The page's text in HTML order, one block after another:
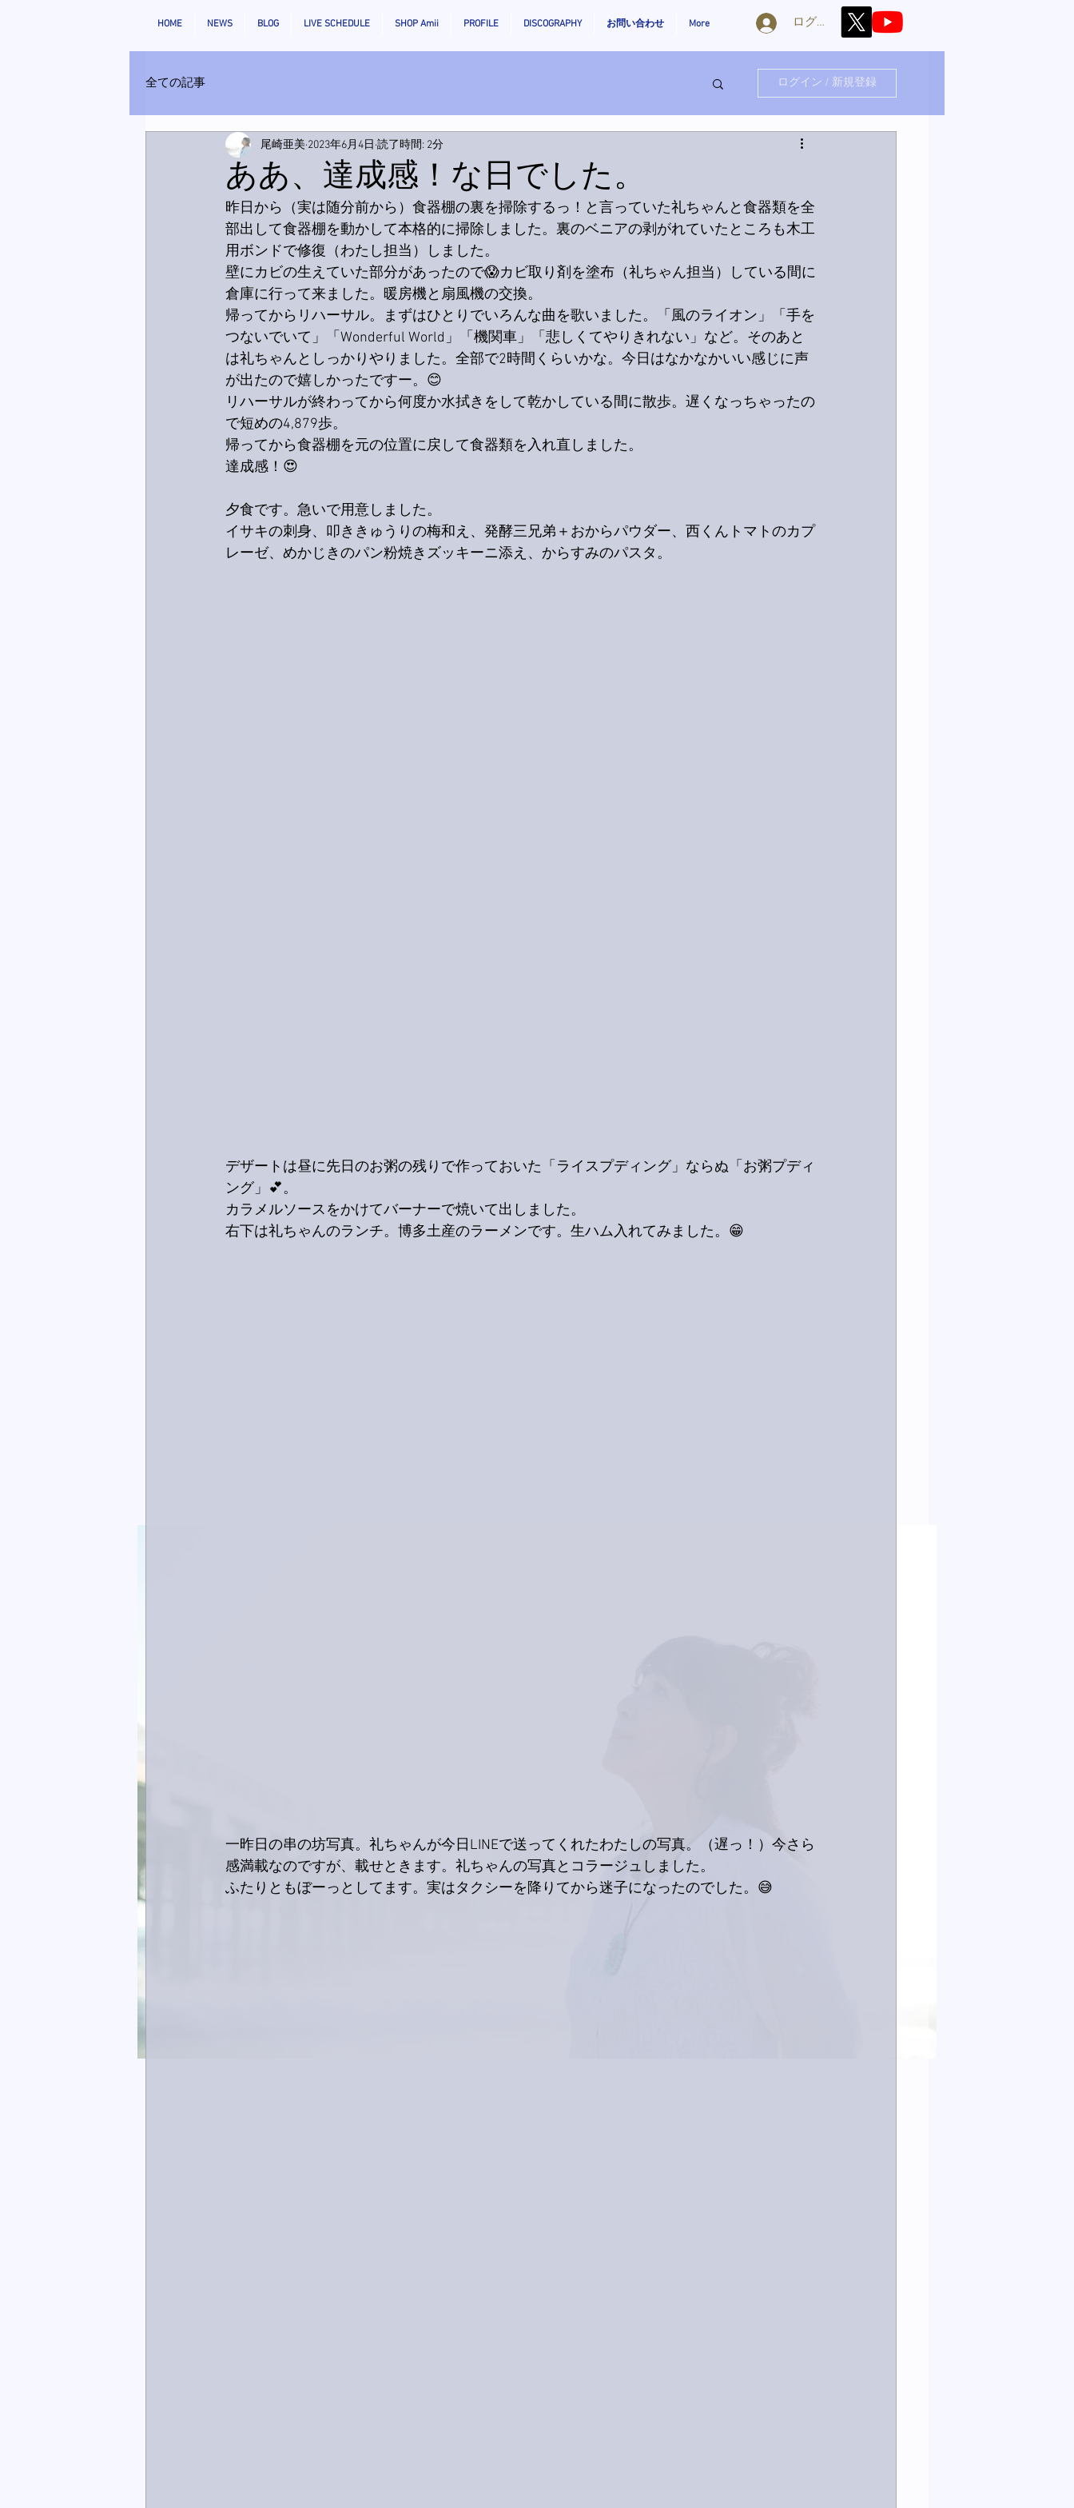
HOME NEWS BLOG LIVE SCHEDULE SHOP Amii PROFILE DISCOGRAPHY お問い合わせ More ログイン
全ての記事 ログイン / 新規登録
ああ、達成感！な日でした。
尾崎亜美 2023年6月4日 読了時間: 2分
昨日から（実は随分前から）食器棚の裏を掃除するっ！と言っていた礼ちゃんと食器類を全
部出して食器棚を動かして本格的に掃除しました。裏のベニアの剥がれていたところも木工
用ボンドで修復（わたし担当）しました。
壁にカビの生えていた部分があったので😱カビ取り剤を塗布（礼ちゃん担当）している間に
倉庫に行って来ました。暖房機と扇風機の交換。
帰ってからリハーサル。まずはひとりでいろんな曲を歌いました。「風のライオン」「手を
つないでいて」「Wonderful World」「機関車」「悲しくてやりきれない」など。そのあと
は礼ちゃんとしっかりやりました。全部で2時間くらいかな。今日はなかなかいい感じに声
が出たので嬉しかったですー。😊
リハーサルが終わってから何度か水拭きをして乾かしている間に散歩。遅くなっちゃったの
で短めの4,879歩。
帰ってから食器棚を元の位置に戻して食器類を入れ直しました。
達成感！😍
夕食です。急いで用意しました。
イサキの刺身、叩ききゅうりの梅和え、発酵三兄弟＋おからパウダー、西くんトマトのカプ
レーゼ、めかじきのパン粉焼きズッキーニ添え、からすみのパスタ。
デザートは昼に先日のお粥の残りで作っておいた「ライスプディング」ならぬ「お粥プディ
ング」💕。
カラメルソースをかけてバーナーで焼いて出しました。
右下は礼ちゃんのランチ。博多土産のラーメンです。生ハム入れてみました。😁
一昨日の串の坊写真。礼ちゃんが今日LINEで送ってくれたわたしの写真。（遅っ！）今さら
感満載なのですが、載せときます。礼ちゃんの写真とコラージュしました。
ふたりともぼーっとしてます。実はタクシーを降りてから迷子になったのでした。😅